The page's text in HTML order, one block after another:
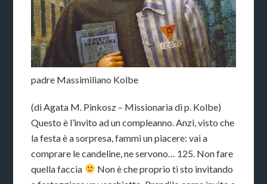
padre Massimiliano Kolbe
(di Agata M. Pinkosz – Missionaria di p. Kolbe)
Questo è l’invito ad un compleanno. Anzi, visto che
la festa è a sorpresa, fammi un piacere: vai a
comprare le candeline, ne servono… 125. Non fare
quella faccia
Non è che proprio ti sto invitando